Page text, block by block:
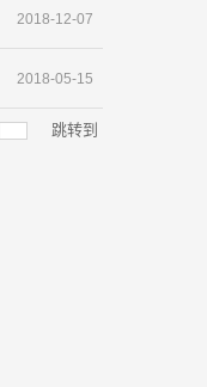
2018-12-07
2018-05-15
跳转到